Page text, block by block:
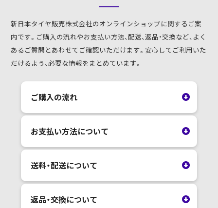
新日本タイヤ販売株式会社のオンラインショップに関するご案
内です。ご購入の流れやお支払い方法、配送、返品・交換など、よく
あるご質問とあわせてご確認いただけます。安心してご利用いた
だけるよう、必要な情報をまとめています。
ご購入の流れ
お支払い方法について
送料・配送について
返品・交換について